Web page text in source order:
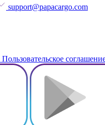
support@papacargo.com
Пользовательское